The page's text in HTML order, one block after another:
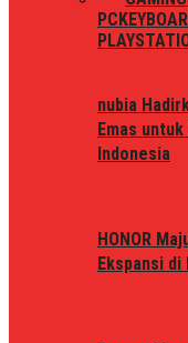
PC
nubia
Emas
Indonesia
HONOR
Ekspansi di